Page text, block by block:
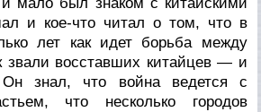
и кое-что читал о том, что в
лет как идет борьба между
звали восставших китайцев — и
Он знал, что война ведется с
что несколько городов